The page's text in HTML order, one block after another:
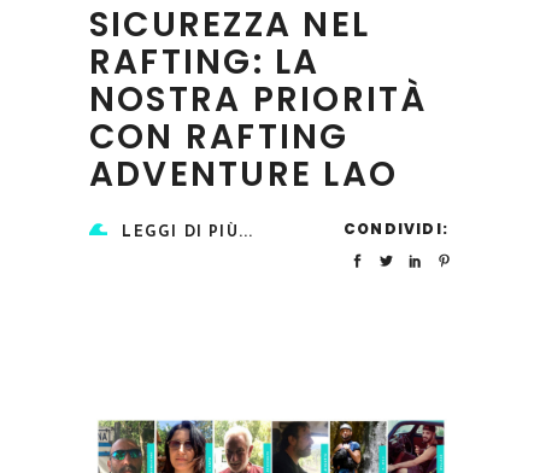
SICUREZZA NEL
RAFTING: LA
NOSTRA PRIORITÀ
CON RAFTING
ADVENTURE LAO
LEGGI DI PIÙ... CONDIVIDI: